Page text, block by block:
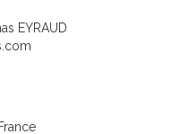
EYRAUD